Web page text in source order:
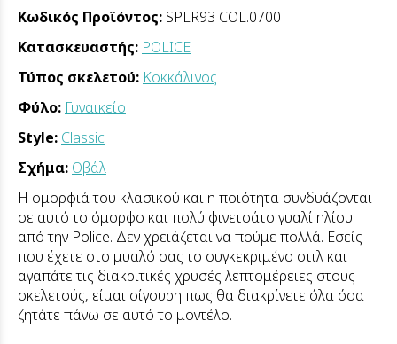
Κωδικός Προϊόντος: SPLR93 COL.0700
Κατασκευαστής: POLICE
Τύπος σκελετού: Κοκκάλινος
Φύλο: Γυναικείο
Style: Classic
Σχήμα: Οβάλ
Η ομορφιά του κλασικού και η ποιότητα συνδυάζονται
σε αυτό το όμορφο και πολύ φινετσάτο γυαλί ηλίου
από την Police. Δεν χρειάζεται να πούμε πολλά. Εσείς
που έχετε στο μυαλό σας το συγκεκριμένο στιλ και
αγαπάτε τις διακριτικές χρυσές λεπτομέρειες στους
σκελετούς, είμαι σίγουρη πως θα διακρίνετε όλα όσα
ζητάτε πάνω σε αυτό το μοντέλο.